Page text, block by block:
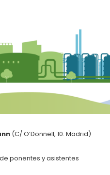
(C/ O’Donnell, 10. Madrid)
ponentes y asistentes